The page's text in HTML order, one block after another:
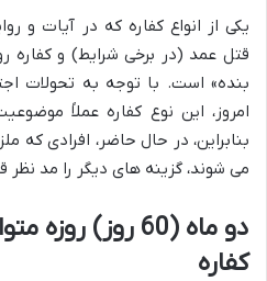
یکی از انواع کفاره که در آیات و
قتل عمد (در برخی شرایط) و کفاره
بنده» است. با توجه به تحولات
امروز، این نوع کفاره عملاً
بنابراین، در حال حاضر، افرادی که
می شوند، گزینه های دیگر را مد نظر
دو ماه (60 روز)
کفاره